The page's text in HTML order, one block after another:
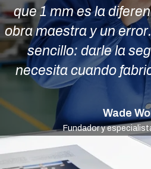
que 1 mm es la
obra maestra y un
sencillo: darle la
necesita cuando
Wade
Fundador y